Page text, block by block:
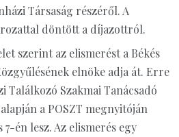
Társaság részéről. A
döntött a díjazottról.
szerint az elismerést a Békés
elnöke adja át. Erre
Találkozó Szakmai Tanácsadó
a POSZT megnyitóján
én lesz. Az elismerés egy